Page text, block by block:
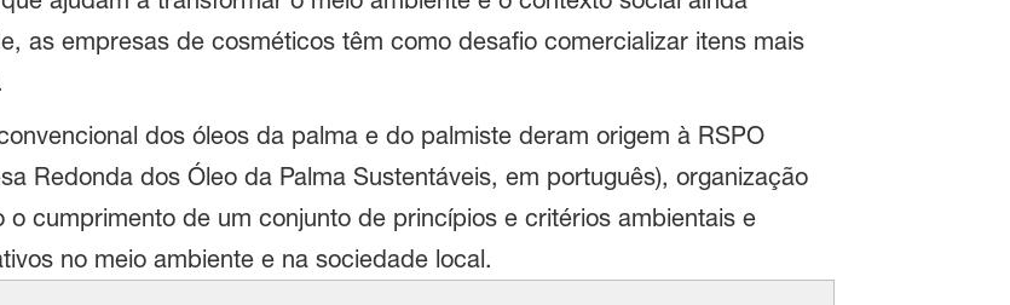
as empresas de cosméticos têm como desafio comercializar itens mais
dos óleos da palma e do palmiste deram origem à RSPO
Redonda dos Óleo da Palma Sustentáveis, em português), organização
cumprimento de um conjunto de princípios e critérios ambientais e
no meio ambiente e na sociedade local.